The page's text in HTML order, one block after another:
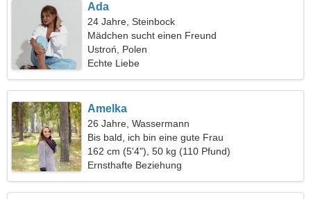
Ada
24 Jahre, Steinbock
Mädchen sucht einen Freund
Ustroń, Polen
Echte Liebe
Amelka
26 Jahre, Wassermann
Bis bald, ich bin eine gute Frau
162 cm (5'4"), 50 kg (110 Pfund)
Ernsthafte Beziehung